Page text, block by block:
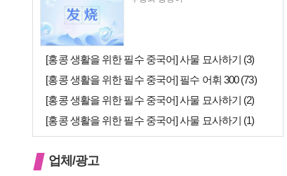
[홍콩 생활을 위한 필수 중국어] 사물 묘사하기 (3)
[홍콩 생활을 위한 필수 중국어] 필수 어휘 300 (73)
[홍콩 생활을 위한 필수 중국어] 사물 묘사하기 (2)
[홍콩 생활을 위한 필수 중국어] 사물 묘사하기 (1)
업체/광고